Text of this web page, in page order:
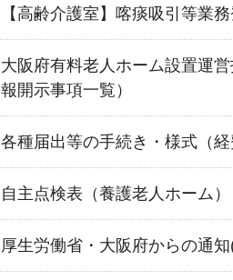
【高齢介護室】喀痰吸引等業
大阪府有料老人ホーム設置運
報開示事項一覧）
各種届出等の手続き・様式（経
自主点検表（養護老人ホーム）
厚生労働省・大阪府からの通知